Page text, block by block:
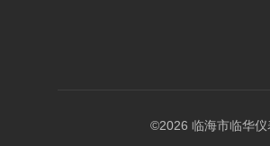
©2026 临海市临华